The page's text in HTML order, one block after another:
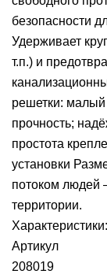
безопасности
Удерживает
т.п.) и
решетки: малый
прочность;
простота
установки
потоком людей
территории.
Характеристики:
Артикул
208019